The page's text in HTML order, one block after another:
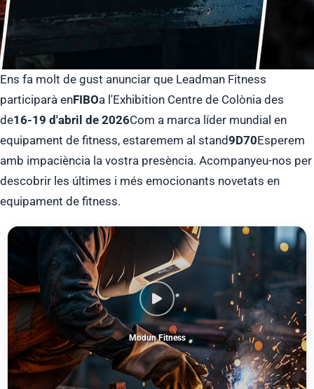
Ens fa molt de gust anunciar que Leadman Fitness
participarà enFIBOa l'Exhibition Centre de Colònia des
de16-19 d'abril de 2026Com a marca líder mundial en
equipament de fitness, estaremem al stand9D70Esperem
amb impaciència la vostra presència. Acompanyeu-nos per
descobrir les últimes i més emocionants novetats en
equipament de fitness.
Modun Fitness